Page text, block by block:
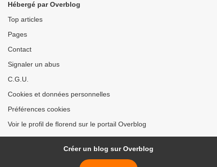
Hébergé par Overblog
Top articles
Pages
Contact
Signaler un abus
C.G.U.
Cookies et données personnelles
Préférences cookies
Voir le profil de florend sur le portail Overblog
Créer un blog sur Overblog